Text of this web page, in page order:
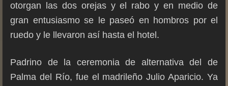
otorgan las dos orejas y el rabo y en medio de
gran entusiasmo se le paseó en hombros por el
ruedo y le llevaron así hasta el hotel.
Padrino de la ceremonia de alternativa del de
Palma del Río, fue el madrileño Julio Aparicio. Ya